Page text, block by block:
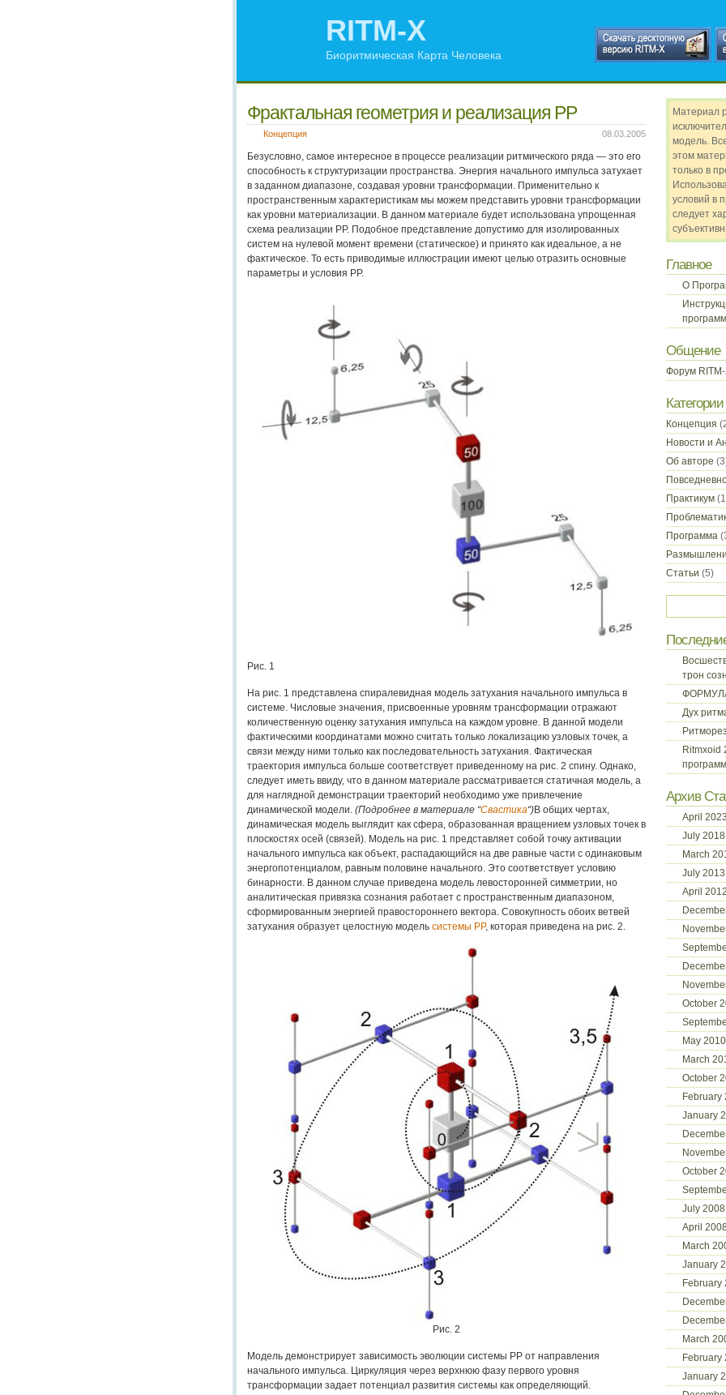
RITM-X
Биоритмическая Карта Человека
Фрактальная геометрия и реализация РР
Концепция 08.03.2005
Безусловно, самое интересное в процессе реализации ритмического ряда — это его
способность к структуризации пространства. Энергия начального импульса затухает
в заданном диапазоне, создавая уровни трансформации. Применительно к
пространственным характеристикам мы можем представить уровни трансформации
как уровни материализации. В данном материале будет использована упрощенная
схема реализации РР. Подобное представление допустимо для изолированных
систем на нулевой момент времени (статическое) и принято как идеальное, а не
фактическое. То есть приводимые иллюстрации имеют целью отразить основные
параметры и условия РР.
Рис. 1
На рис. 1 представлена спиралевидная модель затухания начального импульса в
системе. Числовые значения, присвоенные уровням трансформации отражают
количественную оценку затухания импульса на каждом уровне. В данной модели
фактическими координатами можно считать только локализацию узловых точек, а
связи между ними только как последовательность затухания. Фактическая
траектория импульса больше соответствует приведенному на рис. 2 спину. Однако,
следует иметь ввиду, что в данном материале рассматривается статичная модель, а
для наглядной демонстрации траекторий необходимо уже привлечение
динамической модели. (Подробнее в материале “Свастика“)В общих чертах,
динамическая модель выглядит как сфера, образованная вращением узловых точек в
плоскостях осей (связей). Модель на рис. 1 представляет собой точку активации
начального импульса как объект, распадающийся на две равные части с одинаковым
энергопотенциалом, равным половине начального. Это соответствует условию
бинарности. В данном случае приведена модель левосторонней симметрии, но
аналитическая привязка сознания работает с пространственным диапазоном,
сформированным энергией правостороннего вектора. Совокупность обоих ветвей
затухания образует целостную модель системы РР, которая приведена на рис. 2.
Рис. 2
Модель демонстрирует зависимость эволюции системы РР от направления
начального импульса. Циркуляция через верхнюю фазу первого уровня
трансформации задает потенциал развития системы как определяющий.
Материал
модель.
этом
только в
условий в
следует
Главное
О
Общение
Форум
Категории
Концепция
Новости и
Об авторе
Практикум
Программа
Статьи (5)
трон
Дух
Ritmxoid
Архив
April
July 2018
March
July 2013
April
October
May 2010
March
October
February
January
October
July 2008
April
March
January
February
March
February
January